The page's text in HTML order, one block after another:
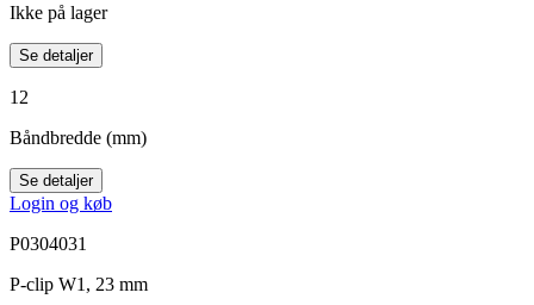
Ikke på lager
Se detaljer
12
Båndbredde (mm)
Se detaljer
Login og køb
P0304031
P-clip W1, 23 mm